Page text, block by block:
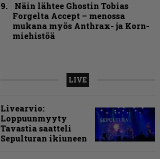
Näin lähtee Ghostin Tobias
Forgelta Accept – menossa
mukana myös Anthrax- ja Korn-
miehistöä
LIVE
Livearvio:
Loppuunmyyty
Tavastia saatteli
Sepulturan ikiuneen